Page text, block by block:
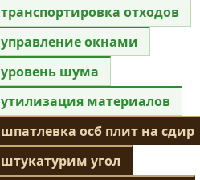
транспортировка отходов
управление окнами
уровень шума
утилизация материалов
шпатлевка осб плит на сдир
штукатурим угол